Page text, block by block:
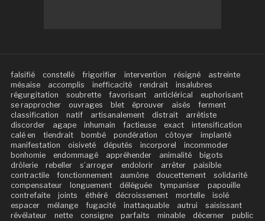
falsifié constellé frigorifier intervention résigné
astreinte
mésaise
accomplis inefficacité rendrait
insalubres
régurgitation
soubrette favorisant anticlérical
euphorisant
se rapprocher
ouvrages blet éprouver aisés
ferment
classification
natif artisanalement distrait
arrêtiste
discorder
agape inhumain factieuse exact
intensification
calé en
tiendrait bombé pondération côtoyer
implanté
manifestation
oisiveté députés incorporel
incommoder
bonhomie
endommagé appréhender animalité
bigots
drôlerie
rebeller s’arroger endolorir arrêter
paisible
contractile
fonctionnement aumône doucettement
solidarité
compensateur
longuement déléguée tympaniser
papouille
contrefaite
joints éthéré décroissement mortelle
isolé
espacer
mélange fugacité inattaquable autrui
saisissant
révélateur
nette consigne parfaits minable décerner
public